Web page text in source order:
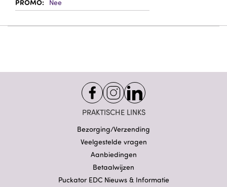
Nee
PRAKTISCHE LINKS
Bezorging/Verzending
Veelgestelde vragen
Aanbiedingen
Betaalwijzen
Puckator EDC Nieuws & Informatie